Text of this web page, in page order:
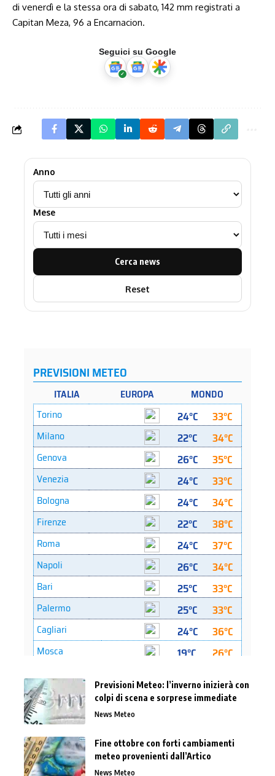
di venerdì e la stessa ora di sabato, 142 mm registrati a
Capitan Meza, 96 a Encarnacion.
Seguici su Google
Anno
Mese
Cerca news
Reset
Previsioni Meteo: l’inverno inizierà con
colpi di scena e sorprese immediate
News Meteo
Fine ottobre con forti cambiamenti
meteo provenienti dall’Artico
News Meteo